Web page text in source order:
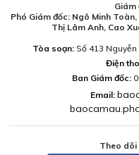
Giám
Phó Giám đốc: Ngô Minh
Thị Lâm Anh, Cao
Tòa soạn:Số 413 Nguyễn
Điện
Ban Giám đốc:
Email:
Theo dõi